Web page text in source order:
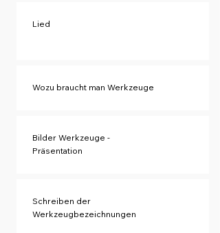
Lied
Wozu braucht man Werkzeuge
Bilder Werkzeuge -
Präsentation
Schreiben der
Werkzeugbezeichnungen